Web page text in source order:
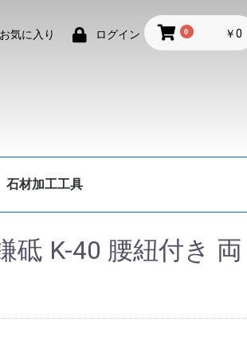
お気に入り ログイン 0 ￥0
石材加工工具
砥 K-40 腰紐付き 両